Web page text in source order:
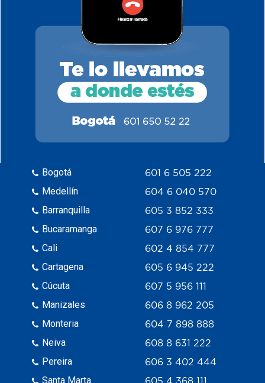
Bogotá
Medellín
Barranquilla
Bucaramanga
Cali
Cartagena
Cúcuta
Manizales
Monteria
Neiva
Pereira
Santa Marta
601 6 505 222
604 6 040 570
605 3 852 333
607 6 976 777
602 4 854 777
605 6 945 222
607 5 956 111
606 8 962 205
604 7 898 888
608 8 631 222
606 3 402 444
605 4 368 111